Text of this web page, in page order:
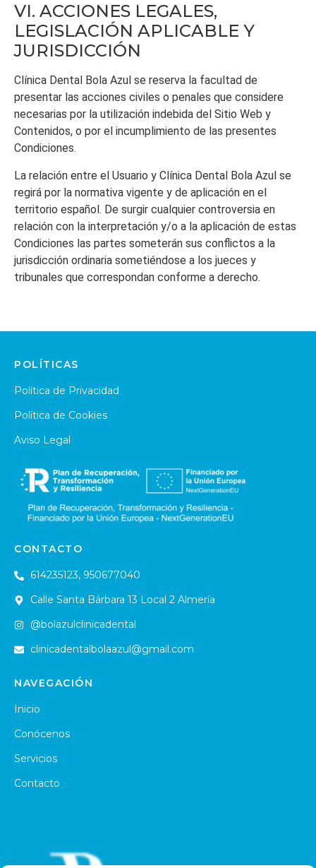
VI. ACCIONES LEGALES,
LEGISLACIÓN APLICABLE Y
JURISDICCIÓN
Clínica Dental Bola Azul se reserva la facultad de
presentar las acciones civiles o penales que considere
necesarias por la utilización indebida del Sitio Web y
Contenidos, o por el incumplimiento de las presentes
Condiciones.
La relación entre el Usuario y Clínica Dental Bola Azul se
regirá por la normativa vigente y de aplicación en el
territorio español. De surgir cualquier controversia en
relación con la interpretación y/o a la aplicación de estas
Condiciones las partes someterán sus conflictos a la
jurisdicción ordinaria sometiéndose a los jueces y
tribunales que correspondan conforme a derecho.
NAVEGACIÓN
Inicio
Conócenos
Servicios
Contacto
CONTACTO
614235123, 950677040
Calle Santa Bárbara 13 Local 2 Almería
@bolazulclinicadental
clinicadentalbolaazul@gmail.com
POLÍTICAS
Política de Privacidad
Política de Cookies
Aviso Legal